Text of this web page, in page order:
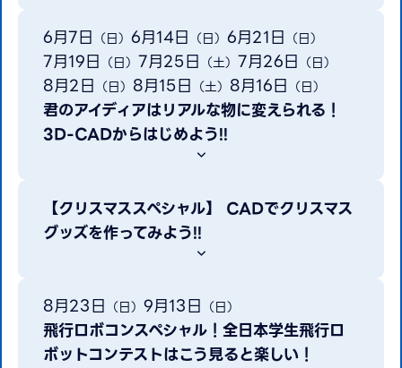
6月7日 （日）6月14日 （日）6月21日 （日）
7月19日 （日）7月25日 （土）7月26日 （日）
8月2日 （日） 8月15日 （土） 8月16日 （日）
君のアイディアはリアルな物に変えられる！
3D-CADからはじめよう!!
【クリスマススペシャル】 CADでクリスマス
グッズを作ってみよう!!
8月23日 （日）9月13日 （日）
飛行ロボコンスペシャル！全日本学生飛行ロ
ボットコンテストはこう見ると楽しい！